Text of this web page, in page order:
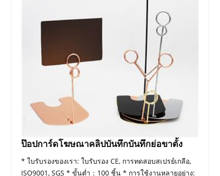
ป๊อปการ์ดโฆษณาคลิปบันทึกบันทึกย่อขาตั้ง
* ใบรับรองของเรา: ใบรับรอง CE, การทดสอบสเปรย์เกลือ,
ISO9001, SGS * ขั้นต่ำ：100 ชิ้น * การใช้งานหลายอย่าง: